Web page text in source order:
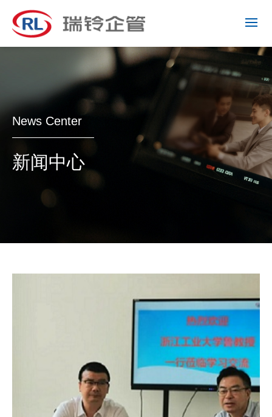
News Center
新闻中心